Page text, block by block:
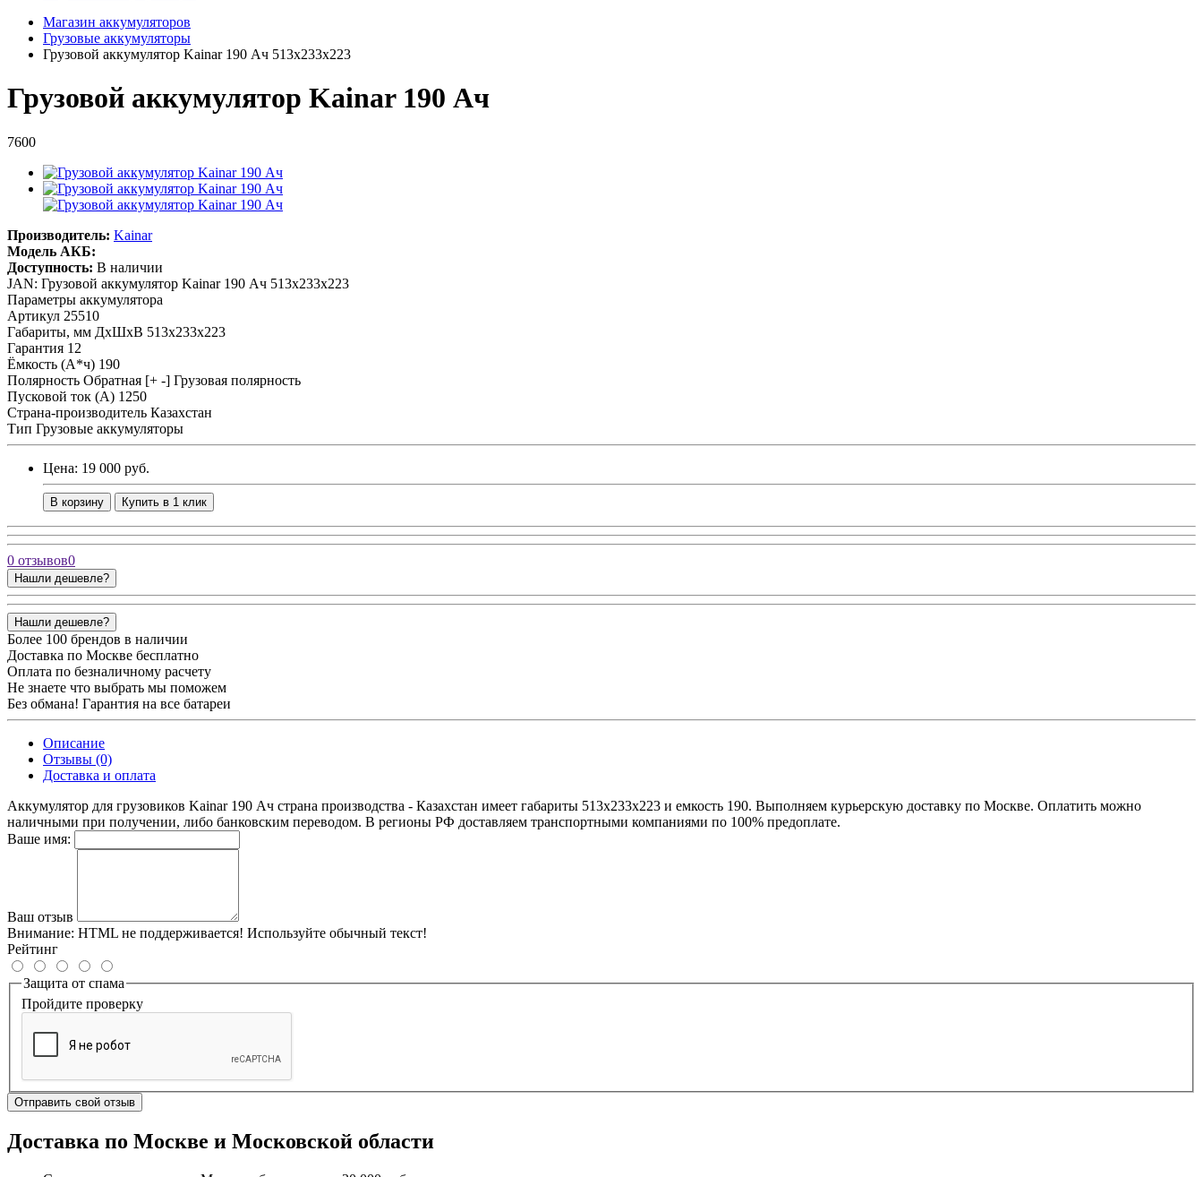
Магазин аккумуляторов
Грузовые аккумуляторы
Грузовой аккумулятор Kainar 190 Ач 513x233x223
Грузовой аккумулятор Kainar 190 Ач
7600
Производитель: Kainar
Модель АКБ:
Доступность: В наличии
JAN: Грузовой аккумулятор Kainar 190 Ач 513x233x223
Параметры аккумулятора
Артикул 25510
Габариты, мм ДхШхВ 513x233x223
Гарантия 12
Ёмкость (А*ч) 190
Полярность Обратная [+ -] Грузовая полярность
Пусковой ток (А) 1250
Страна-производитель Казахстан
Тип Грузовые аккумуляторы
Цена: 19 000 руб.
В корзину Купить в 1 клик
0 отзывов0
Нашли дешевле?
Нашли дешевле?
Более 100 брендов в наличии
Доставка по Москве бесплатно
Оплата по безналичному расчету
Не знаете что выбрать мы поможем
Без обмана! Гарантия на все батареи
Описание
Отзывы (0)
Доставка и оплата
Аккумулятор для грузовиков Kainar 190 Ач страна производства - Казахстан имеет габариты 513x233x223 и емкость 190. Выполняем курьерскую доставку по Москве. Оплатить можно
наличными при получении, либо банковским переводом. В регионы РФ доставляем транспортными компаниями по 100% предоплате.
Ваше имя:
Ваш отзыв
Внимание: HTML не поддерживается! Используйте обычный текст!
Рейтинг
Защита от спама
Пройдите проверку
Отправить свой отзыв
Доставка по Москве и Московской области